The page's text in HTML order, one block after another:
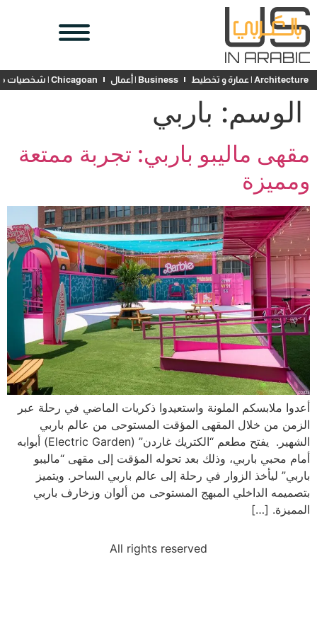
Architecture | عمارة و تخطيط Business | أعمال Chicagoan | شخصيات محلية
الوسم: باربي
مقهى ماليبو باربي: تجربة ممتعة
ومميزة
أعدوا ملابسكم الملونة واستعيدوا ذكريات الماضي في رحلة عبر
الزمن من خلال المقهى المؤقت المستوحى من عالم باربي
الشهير. يفتح مطعم “الكتريك غاردن” (Electric Garden) أبوابه
أمام محبي باربي، وذلك بعد تحوله المؤقت إلى مقهى “ماليبو
باربي” ليأخذ الزوار في رحلة إلى عالم باربي الساحر. ويتميز
بتصميمه الداخلي المبهج المستوحى من ألوان وزخارف باربي
المميزة. […]
All rights reserved